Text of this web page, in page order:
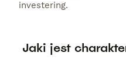
investering.
Jaki jest